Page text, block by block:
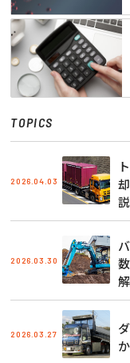
TOPICS
2026.04.03
説
2026.03.30
2026.03.27